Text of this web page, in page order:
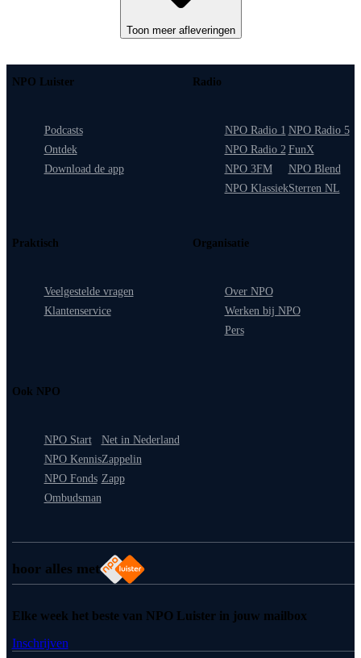
Toon meer afleveringen
hoor alles met
NPO Luister
Podcasts
Ontdek
Download de app
Radio
NPO Radio 1
NPO Radio 2
NPO 3FM
NPO Klassiek
NPO Radio 5
FunX
NPO Blend
Sterren NL
Praktisch
Veelgestelde vragen
Klantenservice
Organisatie
Over NPO
Werken bij NPO
Pers
Ook NPO
NPO Start
NPO Kennis
NPO Fonds
Ombudsman
Net in Nederland
Zappelin
Zapp
Elke week het beste van NPO Luister in jouw mailbox
Inschrijven